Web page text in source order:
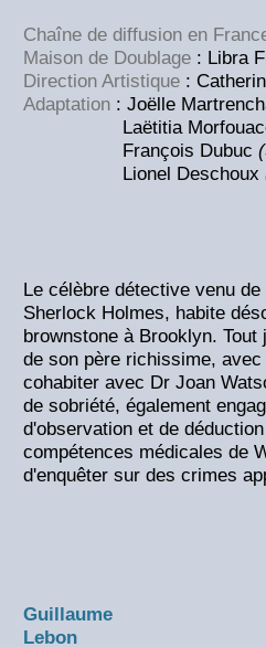
Chaîne de diffusion en
Maison de Doublage : Libra
Direction Artistique :
Adaptation : Joëlle
Laëtitia
François Dubuc
Lionel Deschoux
Le célèbre détective venu
Sherlock Holmes, habite
brownstone à Brooklyn.
de son père richissime,
cohabiter avec Dr Joan
de sobriété, également
d'observation et de
compétences médicales de
d'enquêter sur des crimes
Guillaume
Lebon